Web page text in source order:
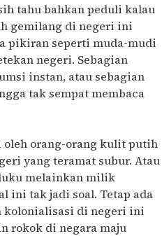
tahu bahkan peduli kalau
gemilang di negeri ini
pikiran seperti muda-mudi
negeri. Sebagian
instan, atau sebagian
tak sempat membaca
oleh orang-orang kulit putih
yang teramat subur. Atau
melainkan milik
ini tak jadi soal. Tetap ada
kolonialisasi di negeri ini
rokok di negara maju